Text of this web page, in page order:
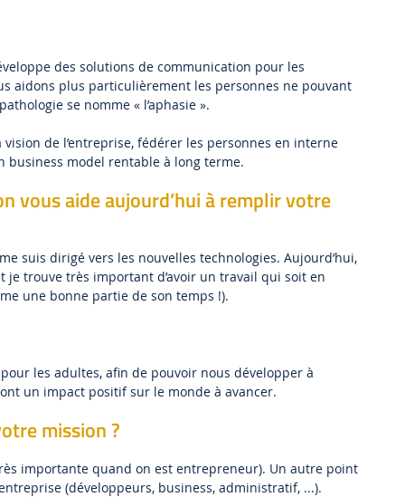
des solutions de communication pour les
aidons plus particulièrement les personnes ne pouvant
se nomme « l’aphasie ».
de l’entreprise, fédérer les personnes en interne
business model rentable à long terme.
vous aide aujourd’hui à remplir votre
suis dirigé vers les nouvelles technologies. Aujourd’hui,
trouve très important d’avoir un travail qui soit en
une bonne partie de son temps !).
les adultes, afin de pouvoir nous développer à
un impact positif sur le monde à avancer.
mission ?
importante quand on est entrepreneur). Un autre point
(développeurs, business, administratif, ...).